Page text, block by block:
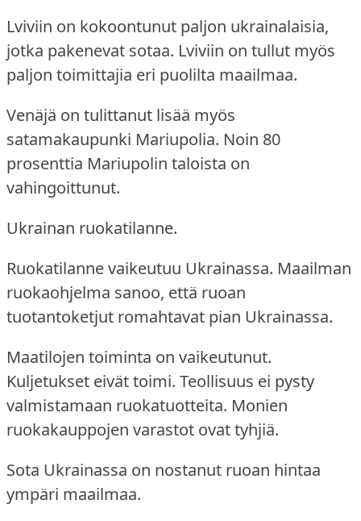
Lviviin on kokoontunut paljon ukrainalaisia,
jotka pakenevat sotaa. Lviviin on tullut myös
paljon toimittajia eri puolilta maailmaa.
Venäjä on tulittanut lisää myös
satamakaupunki Mariupolia. Noin 80
prosenttia Mariupolin taloista on
vahingoittunut.
Ukrainan ruokatilanne.
Ruokatilanne vaikeutuu Ukrainassa. Maailman
ruokaohjelma sanoo, että ruoan
tuotantoketjut romahtavat pian Ukrainassa.
Maatilojen toiminta on vaikeutunut.
Kuljetukset eivät toimi. Teollisuus ei pysty
valmistamaan ruokatuotteita. Monien
ruokakauppojen varastot ovat tyhjiä.
Sota Ukrainassa on nostanut ruoan hintaa
ympäri maailmaa.